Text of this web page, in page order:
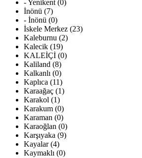
- Yenikent (0)
İnönü (7)
- İnönü (0)
İskele Merkez (23)
Kaleburnu (2)
Kalecik (19)
KALEİÇİ (0)
Kaliland (8)
Kalkanlı (0)
Kaplıca (11)
Karaağaç (1)
Karakol (1)
Karakum (0)
Karaman (0)
Karaoğlan (0)
Karşıyaka (9)
Kayalar (4)
Kaymaklı (0)